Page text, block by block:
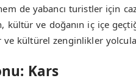
de yabancı turistler için
kültür ve doğanın iç içe
kültürel zenginlikler
Kars